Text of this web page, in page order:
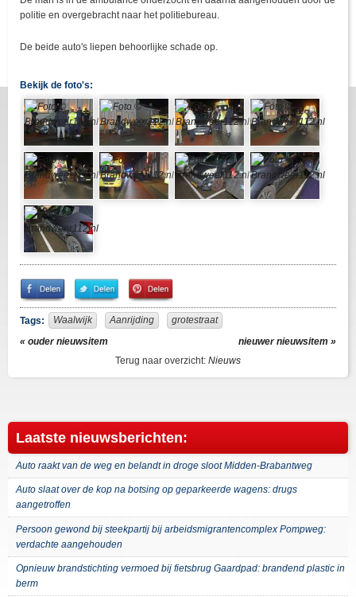
politie en overgebracht naar het politiebureau.
De beide auto's liepen behoorlijke schade op.
Bekijk de foto's:
Share
on
Facebook
Share
on
Twitter
Pin
It!
Tags: Waalwijk Aanrijding
grotestraat
« ouder nieuwsitem
nieuwer nieuwsitem »
Terug naar overzicht: Nieuws
Laatste nieuwsberichten:
Auto raakt van de weg en belandt in droge sloot Midden-Brabantweg
Auto slaat over de kop na botsing op geparkeerde wagens: drugs
aangetroffen
Persoon gewond bij steekpartij bij arbeidsmigrantencomplex Pompweg:
verdachte aangehouden
Opnieuw brandstichting vermoed bij fietsbrug Gaardpad: brandend plastic in
berm